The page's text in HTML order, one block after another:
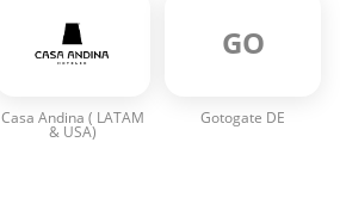
Casa Andina ( LATAM
& USA)
GO
Gotogate DE